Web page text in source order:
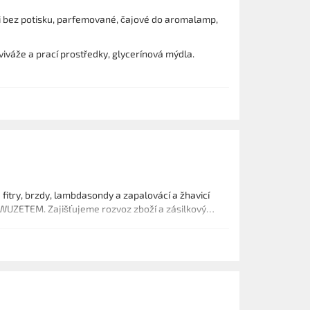
potisku, parfemované, čajové do aromalamp,
a prací prostředky, glycerínová mýdla.
brzdy, lambdasondy a zapalovácí a žhavicí
Zajišťujeme rozvoz zboží a zásilkový